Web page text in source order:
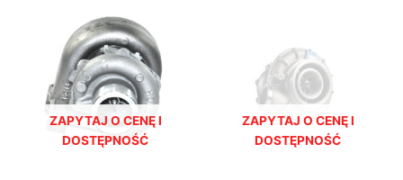
ZAPYTAJ O CENĘ I
DOSTĘPNOŚĆ
ZAPYTAJ O CENĘ I
DOSTĘPNOŚĆ